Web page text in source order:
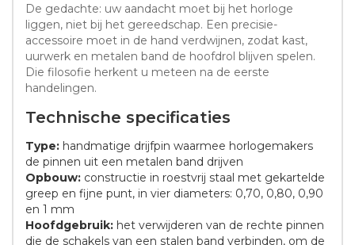
De gedachte: uw aandacht moet bij het horloge
liggen, niet bij het gereedschap. Een precisie-
accessoire moet in de hand verdwijnen, zodat kast,
uurwerk en metalen band de hoofdrol blijven spelen.
Die filosofie herkent u meteen na de eerste
handelingen.
Technische specificaties
Type: handmatige drijfpin waarmee horlogemakers
de pinnen uit een metalen band drijven
Opbouw: constructie in roestvrij staal met gekartelde
greep en fijne punt, in vier diameters: 0,70, 0,80, 0,90
en 1 mm
Hoofdgebruik: het verwijderen van de rechte pinnen
die de schakels van een stalen band verbinden, om de